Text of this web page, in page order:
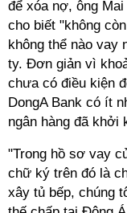
để xóa nợ, ông
cho biết "không
không thể nào vay
ty. Đơn giản vì
chưa có điều kiện
DongA Bank có ít
ngân hàng đã khởi
"Trong hồ sơ vay
chữ ký trên đó là
xây tủ bếp, chúng